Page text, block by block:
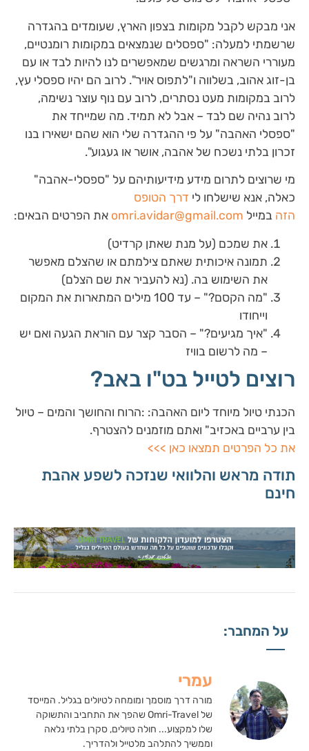
אני מבקש לקבל מקומות בצפון הארץ, שעומדים בהגדרה
שרשמתי למעלה: "ספסלים שנמצאים במקומות רומנטיים,
מעוררי השראה ומרגשים שמאפשרים לנו להיות לבד או עם
בן-זוג אהוב, בשלווה ו"לתפוס אויר". לרוב הם יהיו ספסלי עץ,
לרוב במקומות מעט נסתרים, לרוב עם נוף עוצר נשימה,
לרוב נהיה שם לבד – אבל לא תמיד. מה שמייחד את
"ספסלי האהבה" על פי ההגדרה שלי הוא שהם ישאירו בנו
זכרון בלתי נשכח של אהבה, אושר או געגוע".
מי שרוצים לתרום מידע מידיעותיהם על "ספסלי-אהבה"
כאלה, אנא שישלחו לי דרך הטופס
הזה במייל omri.avidar@gmail.com את הפרטים הבאים:
את שמכם (על מנת שאתן קרדיט)
תמונה איכותית שאתם צילמתם או שהצלם מאפשר
את השימוש בה. (נא להעביר את שם הצלם)
"מה הקסם?" – עד 100 מילים המתארות את המקום
וייחודו
"איך מגיעים?" – הסבר קצר עם הוראת הגעה ואם יש
– מה לרשום בוויז
רוצים לטייל בט"ו באב?
הכנתי טיול מיוחד ליום האהבה: :הרוח והחושך והמים – טיול
בין ערביים באכזיב" ואתם מוזמנים להצטרף.
את כל הפרטים תמצאו כאן >>>
תודה מראש והלוואי שנזכה לשפע אהבת
חינם
על המחבר:
עמרי
מורה דרך מוסמך ומומחה לטיולים בגליל. המייסד
של Omri-Travel שהפך את התחביב והתשוקה
שלו למקצוע... חולה טיולים, סקרן בלתי נלאה
וממשיך להתלהב מלטייל ולהדריך.